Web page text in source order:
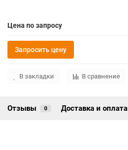
Цена по запросу
Запросить цену
В закладки В сравнение
Отзывы 0 Доставка и оплата